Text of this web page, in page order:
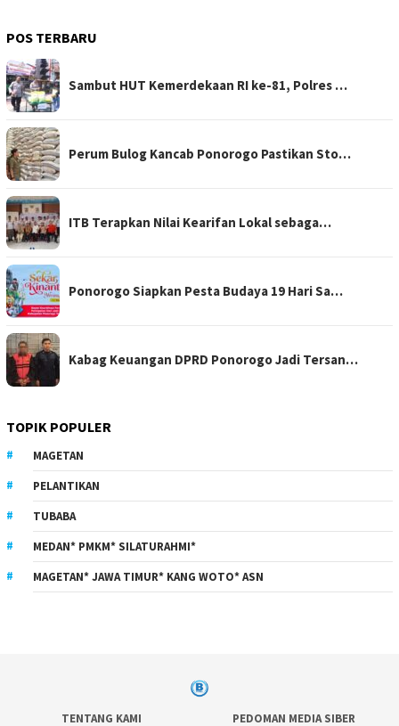
POS TERBARU
Sambut HUT Kemerdekaan RI ke-81, Polres …
Perum Bulog Kancab Ponorogo Pastikan Sto…
ITB Terapkan Nilai Kearifan Lokal sebaga…
Ponorogo Siapkan Pesta Budaya 19 Hari Sa…
Kabag Keuangan DPRD Ponorogo Jadi Tersan…
TOPIK POPULER
MAGETAN
PELANTIKAN
TUBABA
MEDAN* PMKM* SILATURAHMI*
MAGETAN* JAWA TIMUR* KANG WOTO* ASN
TENTANG KAMI PEDOMAN MEDIA SIBER